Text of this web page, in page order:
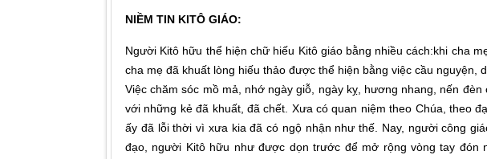
NIỀM TIN KITÔ GIÁO:
Người Kitô hữu thể hiện chữ hiếu Kitô giáo bằng nhiều cách:khi cha
cha mẹ đã khuất lòng hiếu thảo được thể hiện bằng việc cầu nguyện,
Việc chăm sóc mồ mả, nhớ ngày giỗ, ngày kỵ, hương nhang, nến
với những kẻ đã khuất, đã chết. Xưa có quan niệm theo Chúa, theo
ấy đã lỗi thời vì xưa kia đã có ngộ nhận như thế. Nay, người công
đạo, người Kitô hữu như được dọn trước để mở rộng vòng tay đón